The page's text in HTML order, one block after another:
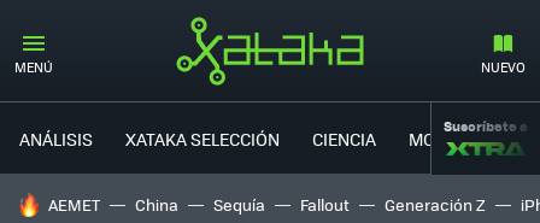
MENÚ NUEVO
ANÁLISIS XATAKA SELECCIÓN CIENCIA MOVILIDAD
Suscríbete a
HOY SE HABLA DE
AEMET China Sequía Fallout Generación Z